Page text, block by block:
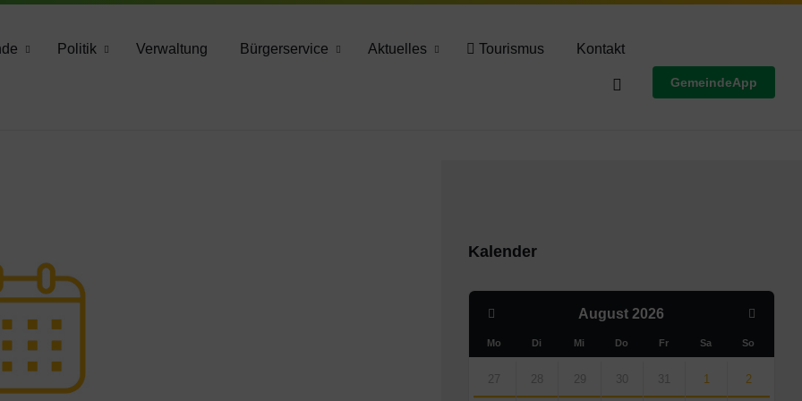
Politik Verwaltung Bürgerservice Aktuelles Tourismus Kontakt
GemeindeApp
Kalender
August2026
Previous
Month
Next
Mo Di Mi Do Fr Sa So
calendar
days
27 28 29 30 31 1 2